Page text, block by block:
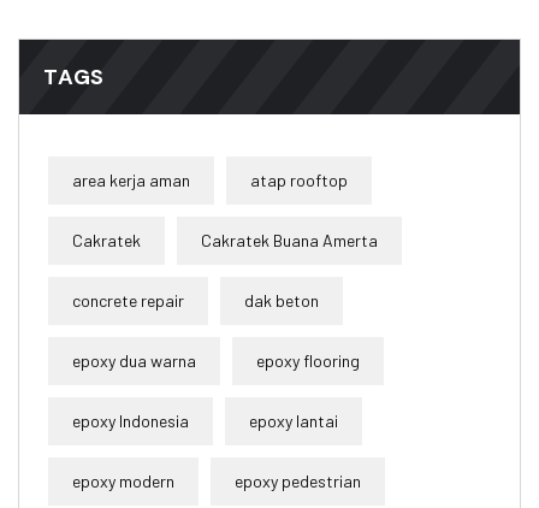
TAGS
area kerja aman atap rooftop
Cakratek Cakratek Buana Amerta
concrete repair dak beton
epoxy dua warna epoxy flooring
epoxy Indonesia epoxy lantai
epoxy modern epoxy pedestrian